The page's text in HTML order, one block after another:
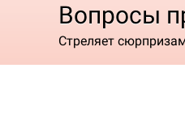
Вопросы
Стреляет